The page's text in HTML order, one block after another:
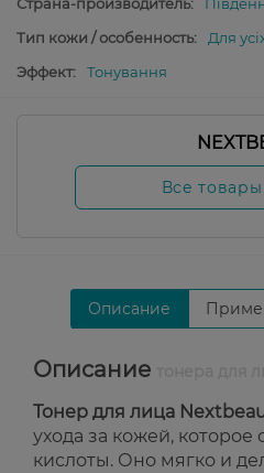
Страна-производитель:
Тип кожи / особенность:
Для
Эффект:
Тонування
Все
Описание
Описание
Тонер для лица
ухода за кожей, которое
кислоты. Оно мягко и